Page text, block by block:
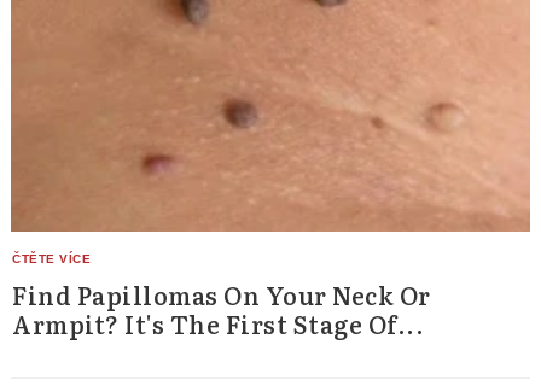
Find Papillomas On Your Neck Or
Armpit? It's The First Stage Of...